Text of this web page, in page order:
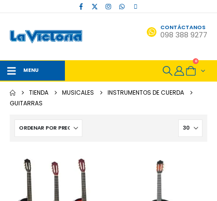
CONTÁCTANOS
098 388 9277
MENU
0
TIENDA MUSICALES
INSTRUMENTOS DE CUERDA
GUITARRAS